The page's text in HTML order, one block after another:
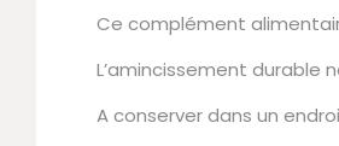
Ce complément
L’amincissement durable
A conserver dans un